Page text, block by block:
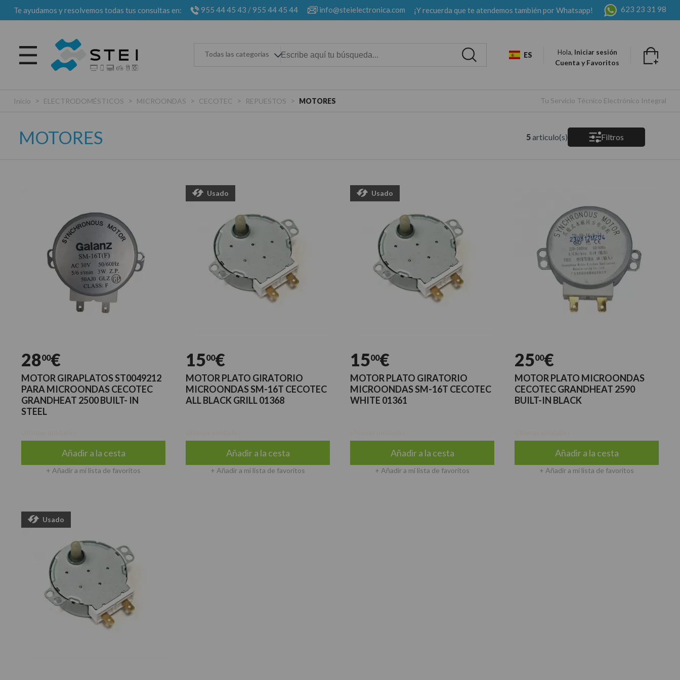
Te ayudamos y resolvemos todas tus consultas en: 955 44 45 43 /955 44 45 44 info@steielectronica.com ¡Y recuerda que te atendemos también por Whatsapp! 623 23 31 98
Todas las categorias ES Hola, Iniciar sesión
Cuenta y Favoritos
Inicio > ELECTRODOMÉSTICOS > MICROONDAS > CECOTEC > REPUESTOS > MOTORES Tu Servicio Técnico Electrónico Integral
MOTORES 5articulo(s) Filtros
2800€
MOTOR GIRAPLATOS ST0049212
PARA MICROONDAS CECOTEC
GRANDHEAT 2500 BUILT- IN
STEEL
Añadir a la cesta
+ Añadir a mi lista de favoritos
Usado
1500€
MOTOR PLATO GIRATORIO
MICROONDAS SM-16T CECOTEC
ALL BLACK GRILL 01368
Añadir a la cesta
+ Añadir a mi lista de favoritos
Usado
1500€
MOTOR PLATO GIRATORIO
MICROONDAS SM-16T CECOTEC
WHITE 01361
Añadir a la cesta
+ Añadir a mi lista de favoritos
2500€
MOTOR PLATO MICROONDAS
CECOTEC GRANDHEAT 2590
BUILT-IN BLACK
Añadir a la cesta
+ Añadir a mi lista de favoritos
Usado